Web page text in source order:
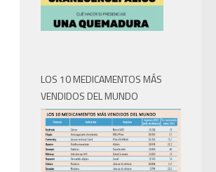
LOS 10 MEDICAMENTOS MÁS
VENDIDOS DEL MUNDO